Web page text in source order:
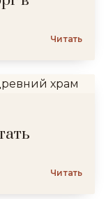
Читать
Читать